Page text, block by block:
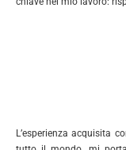
L’esperienza acquisita